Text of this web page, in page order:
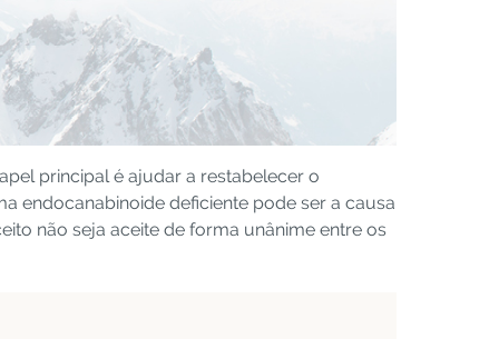
principal é ajudar a restabelecer o
endocanabinoide deficiente pode ser a causa
não seja aceite de forma unânime entre os